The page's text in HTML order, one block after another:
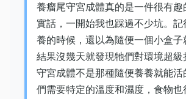
養瘤尾守宮成體真的是一件很有趣
實話，一開始我也踩過不少坑。記
養的時候，還以為隨便一個小盒子
結果沒幾天就發現牠們對環境超級
守宮成體不是那種隨便養養就能活
們需要特定的溫度和濕度，食物也